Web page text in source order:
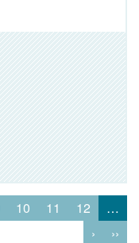
10 11 12
…
›
››